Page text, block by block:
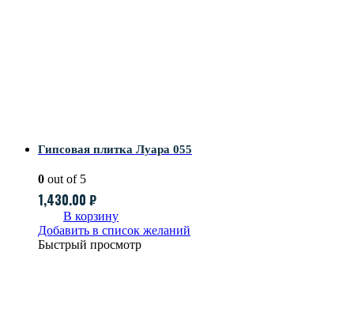
Гипсовая плитка Луара 055
0 out of 5
1,430.00 ₽
В корзину
Добавить в список желаний
Быстрый просмотр